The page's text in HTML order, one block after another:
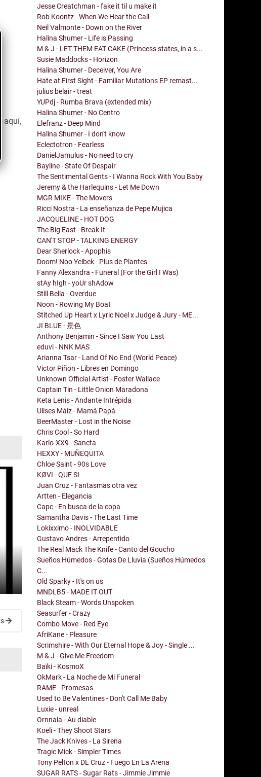
aquí,
Jesse Creatchman - fake it til u make it
Rob Koontz - When We Hear the Call
Neil Valmonte - Down on the River
Halina Shumer - Life is Passing
M & J - LET THEM EAT CAKE (Princess states, in a s...
Susie Maddocks - Horizon
Halina Shumer - Deceiver, You Are
Hate at First Sight - Familiar Mutations EP remast...
julius belair - treat
YUPdj - Rumba Brava (extended mix)
Halina Shumer - No Centro
Elefranz - Deep Mind
Halina Shumer - I don't know
Eclectotron - Fearless
DanielJamulus - No need to cry
Bayline - State Of Despair
The Sentimental Gents - I Wanna Rock With You Baby
Jeremy & the Harlequins - Let Me Down
MGR MIKE - The Movers
Ricci Nostra - La enseñanza de Pepe Mujica
JACQUELINE - HOT DOG
The Big East - Break It
CAN'T STOP - TALKING ENERGY
Dear Sherlock - Apophis
Doom! Noo Yelbek - Plus de Plantes
Fanny Alexandra - Funeral (For the Girl I Was)
stAy hIgh - yoUr shAdow
Still Bella - Overdue
Noon - Rowing My Boat
Stitched Up Heart x Lyric Noel x Judge & Jury - ME...
JI BLUE - 景色
Anthony Benjamin - Since I Saw You Last
eduvi - NNK MAS
Arianna Tsar - Land Of No End (World Peace)
Victor Piñon - Libres en Domingo
Unknown Official Artist - Foster Wallace
Captain Tin - Little Onion Maradona
Keta Lenis - Andante Intrépida
Ulises Máiz - Mamá Papá
BeerMaster - Lost in the Noise
Chris Cool - So Hard
Karlo-XX9 - Sancta
HEXXY - MUÑEQUITA
Chloe Saint - 90s Love
KØVI - QUE SI
Juan Cruz - Fantasmas otra vez
Artten - Elegancia
Capc - En busca de la copa
Samantha Davis - The Last Time
Lokixximo - INOLVIDABLE
Gustavo Andres - Arrepentido
The Real Mack The Knife - Canto del Goucho
Sueños Húmedos - Gotas De Lluvia (Sueños Húmedos
C...
Old Sparky - It's on us
MNDLB5 - MADE IT OUT
Black Steam - Words Unspoken
Seasurfer - Crazy
Combo Move - Red Eye
AfriKane - Pleasure
Scrimshire - With Our Eternal Hope & Joy - Single ...
M & J - Give Me Freedom
Baïki - KosmoX
OkMark - La Noche de Mi Funeral
RAME - Promesas
Used to Be Valentines - Don't Call Me Baby
Luxie - unreal
Ornnala - Au diable
Koeli - They Shoot Stars
The Jack Knives - La Sirena
Tragic Mick - Simpler Times
Tony Pelton x DL Cruz - Fuego En La Arena
SUGAR RATS - Sugar Rats - Jimmie Jimmie